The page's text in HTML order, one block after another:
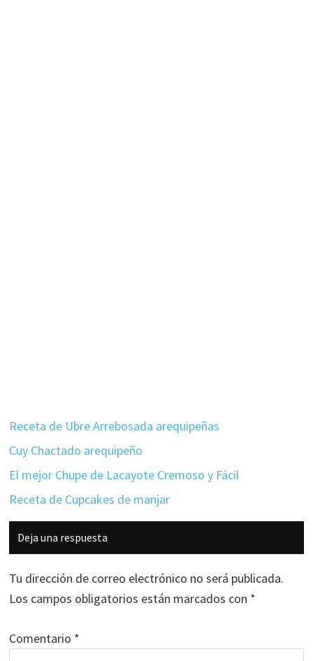
Receta de Ubre Arrebosada arequipeñas
Cuy Chactado arequipeño
El mejor Chupe de Lacayote Cremoso y Fácil
Receta de Cupcakes de manjar
Interacciones
con
los
lectores
Deja una respuesta
Tu dirección de correo electrónico no será publicada.
Los campos obligatorios están marcados con *
Comentario *